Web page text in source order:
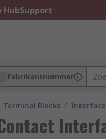
HubSupport
Fabrikantnummer
Terminal Blocks /